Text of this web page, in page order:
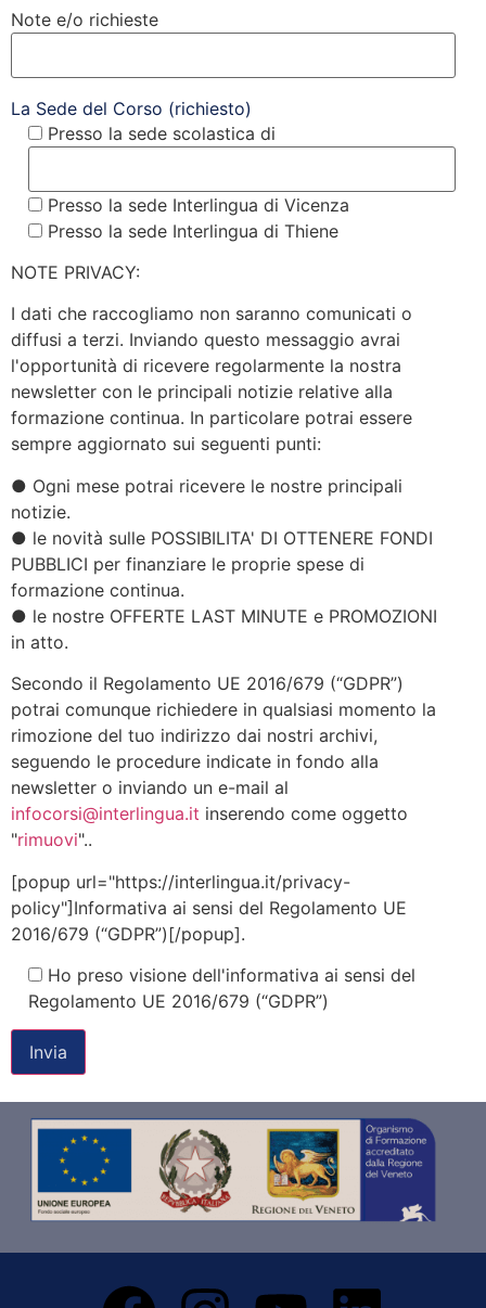
Note e/o richieste
La Sede del Corso (richiesto)
Presso la sede scolastica di
Presso la sede Interlingua di Vicenza
Presso la sede Interlingua di Thiene
NOTE PRIVACY:
I dati che raccogliamo non saranno comunicati o
diffusi a terzi. Inviando questo messaggio avrai
l'opportunità di ricevere regolarmente la nostra
newsletter con le principali notizie relative alla
formazione continua. In particolare potrai essere
sempre aggiornato sui seguenti punti:
● Ogni mese potrai ricevere le nostre principali
notizie.
● le novità sulle POSSIBILITA' DI OTTENERE FONDI
PUBBLICI per finanziare le proprie spese di
formazione continua.
● le nostre OFFERTE LAST MINUTE e PROMOZIONI
in atto.
Secondo il Regolamento UE 2016/679 (“GDPR”)
potrai comunque richiedere in qualsiasi momento la
rimozione del tuo indirizzo dai nostri archivi,
seguendo le procedure indicate in fondo alla
newsletter o inviando un e-mail al
infocorsi@interlingua.it inserendo come oggetto
"rimuovi"..
[popup url="https://interlingua.it/privacy-
policy"]Informativa ai sensi del Regolamento UE
2016/679 (“GDPR”)[/popup].
Ho preso visione dell'informativa ai sensi del
Regolamento UE 2016/679 (“GDPR”)